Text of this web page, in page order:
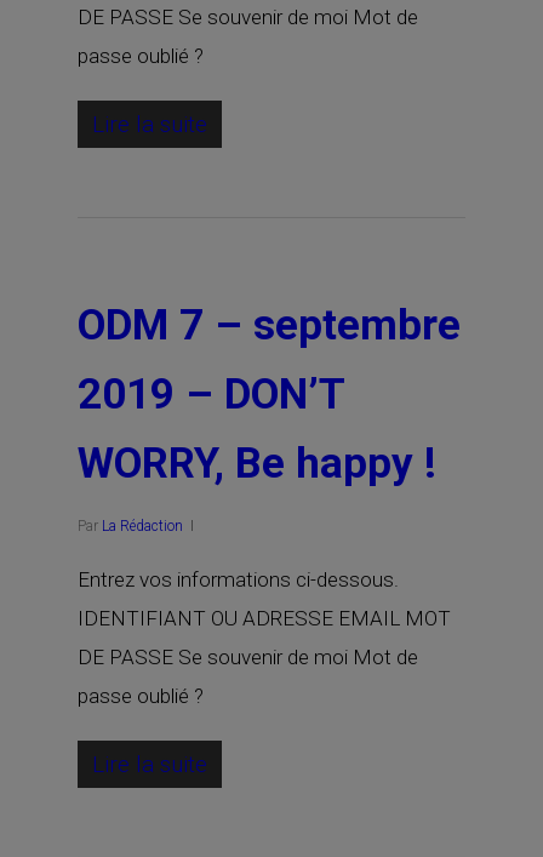
DE PASSE Se souvenir de moi Mot de
passe oublié ?
Lire la suite
ODM 7 – septembre
2019 – DON’T
WORRY, Be happy !
Par La Rédaction
Entrez vos informations ci-dessous.
IDENTIFIANT OU ADRESSE EMAIL MOT
DE PASSE Se souvenir de moi Mot de
passe oublié ?
Lire la suite